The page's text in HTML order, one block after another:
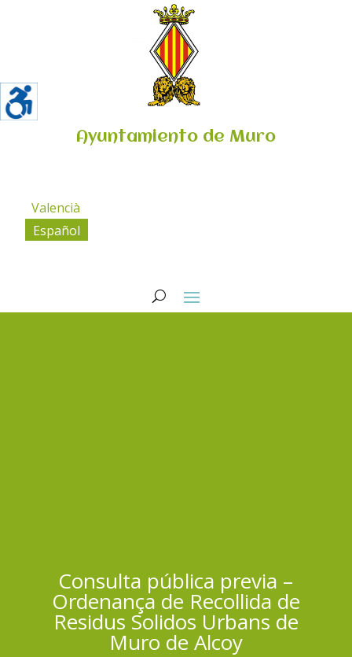
Ayuntamiento de Muro
Valencià
Español
Consulta pública previa –
Ordenança de Recollida de
Residus Solidos Urbans de
Muro de Alcoy